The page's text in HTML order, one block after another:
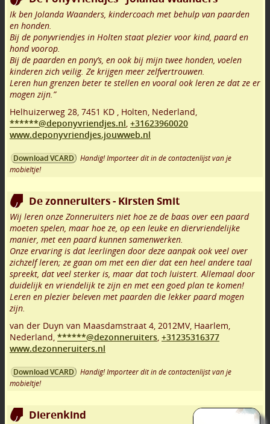
Ik ben Jolanda Waanders, kindercoach met behulp van paarden
en honden.
Bij de ponyvriendjes in Holten staat plezier voor kind, paard en
hond voorop.
Bij de paarden en pony’s, en ook bij mijn twee honden, voelen
kinderen zich veilig. Ze krijgen meer zelfvertrouwen.
Leren hun grenzen beter te stellen en vooral ook leren ze dat ze er
mogen zijn.”
Helhuizerweg 28, 7451 KD , Holten, Nederland,
******@deponyvriendjes.nl, +31623960020
www.deponyvriendjes.jouwweb.nl
Download VCARD
Handig! Importeer dit in de contactenlijst van je
mobieltje!
De zonneruiters - Kirsten Smit
Wij leren onze Zonneruiters niet hoe ze de baas over een paard
moeten spelen, maar hoe ze, op een leuke en diervriendelijke
manier, met een paard kunnen samenwerken.
Onze ervaring is dat leerlingen door deze aanpak ook veel over
zichzelf leren; ze gaan om met een dier dat een heel andere taal
spreekt, dat veel sterker is, maar dat toch luistert. Allemaal door
duidelijk en vriendelijk te zijn en met een goed plan te komen!
Leren en plezier beleven met paarden die lekker paard mogen
zijn.
van der Duyn van Maasdamstraat 4, 2012MV, Haarlem,
Nederland, ******@dezonneruiters, +31235316377
www.dezonneruiters.nl
Download VCARD
Handig! Importeer dit in de contactenlijst van je
mobieltje!
Dierenkind